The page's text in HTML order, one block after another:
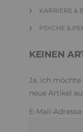
KARRIERE &
PSYCHE &
KEINEN
Ja, ich möchte
neue Artikel
E-Mail-Adresse